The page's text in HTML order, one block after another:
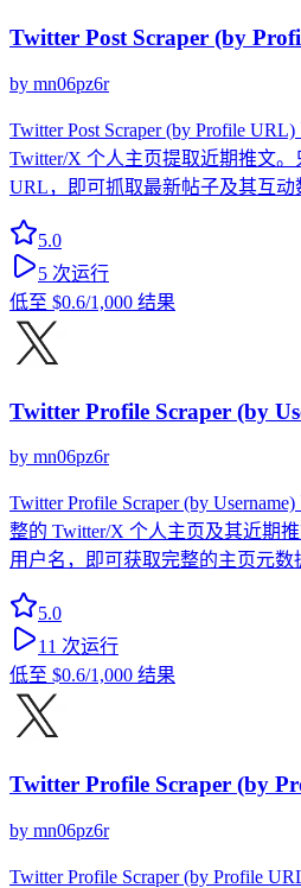
Twitter Post Scraper (by
by mn06pz6r
Twitter Post Scraper (by Profile
Twitter/X 个人主页提取近期推文
URL，即可抓取最新帖子及其互动
5.0
5 次运行
低至 $0.6/1,000 结果
Twitter Profile Scraper (by
by mn06pz6r
Twitter Profile Scraper (by
整的 Twitter/X 个人主页及其近期
用户名，即可获取完整的主页元数
5.0
11 次运行
低至 $0.6/1,000 结果
Twitter Profile Scraper (by
by mn06pz6r
Twitter Profile Scraper (by Profile